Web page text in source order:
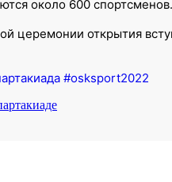
около 600 спортсменов.
церемонии открытия
#osksport2022